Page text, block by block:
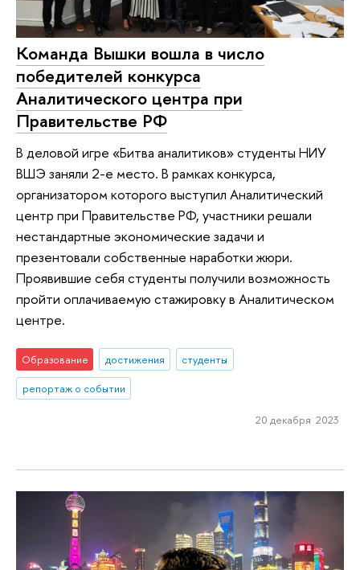
Команда Вышки вошла в число
победителей конкурса
Аналитического центра при
Правительстве РФ
В деловой игре «Битва аналитиков» студенты НИУ
ВШЭ заняли 2-е место. В рамках конкурса,
организатором которого выступил Аналитический
центр при Правительстве РФ, участники решали
нестандартные экономические задачи и
презентовали собственные наработки жюри.
Проявившие себя студенты получили возможность
пройти оплачиваемую стажировку в Аналитическом
центре.
Образование достижения
студенты
репортаж о событии
20 декабря 2023